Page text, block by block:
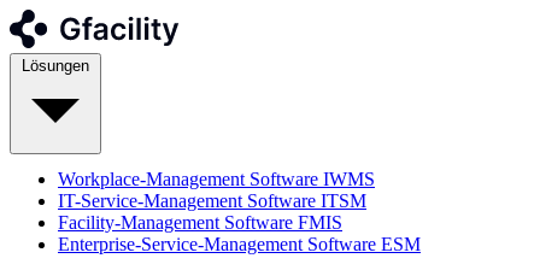
Workplace-Management Software IWMS
IT-Service-Management Software ITSM
Facility-Management Software FMIS
Enterprise-Service-Management Software ESM